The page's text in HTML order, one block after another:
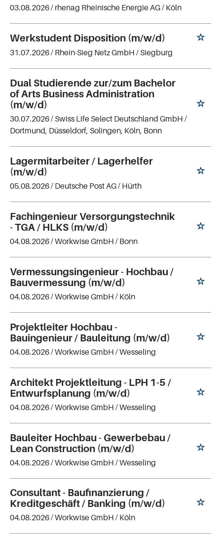
03.08.2026 / rhenag Rheinische Energie AG/ Köln
Werkstudent Disposition (m/w/d)
31.07.2026 / Rhein-Sieg Netz GmbH / Siegburg
Dual Studierende zur/zum Bachelor
of Arts Business Administration
(m/w/d)
30.07.2026 / Swiss Life Select Deutschland GmbH /
Dortmund, Düsseldorf, Solingen, Köln, Bonn
Lagermitarbeiter / Lagerhelfer
(m/w/d)
05.08.2026 / Deutsche Post AG/ Hürth
Fachingenieur Versorgungstechnik
- TGA / HLKS (m/w/d)
04.08.2026 /Workwise GmbH / Bonn
Vermessungsingenieur - Hochbau /
Bauvermessung (m/w/d)
04.08.2026 /Workwise GmbH / Köln
Projektleiter Hochbau -
Bauingenieur / Bauleitung (m/w/d)
04.08.2026 /Workwise GmbH / Wesseling
Architekt Projektleitung - LPH 1-5 /
Entwurfsplanung (m/w/d)
04.08.2026 /Workwise GmbH / Wesseling
Bauleiter Hochbau - Gewerbebau /
Lean Construction (m/w/d)
04.08.2026 /Workwise GmbH / Wesseling
Consultant - Baufinanzierung /
Kreditgeschäft / Banking (m/w/d)
04.08.2026 /Workwise GmbH / Köln